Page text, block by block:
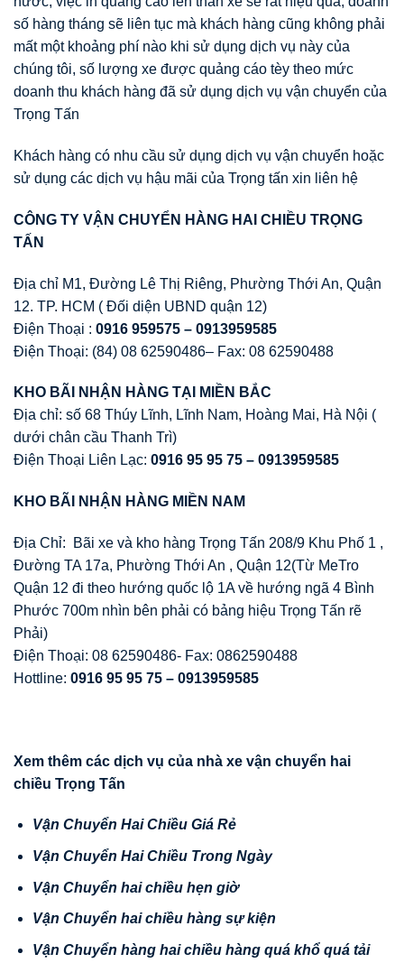
số hàng tháng sẽ liên tục mà khách hàng cũng không phải
mất một khoảng phí nào khi sử dụng dịch vụ này của
chúng tôi, số lượng xe được quảng cáo tèy theo mức
doanh thu khách hàng đã sử dụng dịch vụ vận chuyển của
Trọng Tấn
Khách hàng có nhu cầu sử dụng dịch vụ vận chuyển hoặc
sử dụng các dịch vụ hậu mãi của Trọng tấn xin liên hệ
CÔNG TY VẬ N CHUYỂ N HÀNG HAI CHI ỀU TRỌNG
TẤ N
Địa chỉ M1, Đường Lê Thị Riêng, Phường Thới An, Quận
12. TP. HCM ( Đối diện UBND quận 12)
Điện Thoại : 0916 959575 – 0913959585
Điện Thoại: (84) 08 62590486– Fax: 08 62590488
KHO BÃI NHẬ N HÀNG TẠ I MI Ề N BẮC
Địa chỉ: số 68 Thúy Lĩnh, Lĩnh Nam, Hoàng Mai, Hà Nội (
dưới chân cầu Thanh Trì)
Điện Thoại Liên Lạc: 0916 95 95 75 – 0913959585
KHO BÃI NHẬ N HÀNG MI Ề N NAM
Địa Chỉ: Bãi xe và kho hàng Trọng Tấn 208/9 Khu Phố 1 ,
Đường TA 17a, Phường Thới An , Quận 12(Từ MeTro
Quận 12 đi theo hướng quốc lộ 1A về hướng ngã 4 Bình
Phước 700m nhìn bên phải có bảng hiệu Trọng Tấn rẽ
Phải)
Điện Thoại: 08 62590486- Fax: 0862590488
Hottline: 0916 95 95 75 – 0913959585
Xem thêm các d ịch vụ của nhà xe vận chuyển hai
chiều Trọng Tấn
Vận Chuyển Hai Chiều Giá Rẻ
Vận Chuyển Hai Chiều Trong Ngày
Vận Chuyển hai chiều hẹn giờ
Vận Chuyển hai chiều hàng sựkiện
Vận Chuyển hàng hai chiều hàng quá khổquá tải